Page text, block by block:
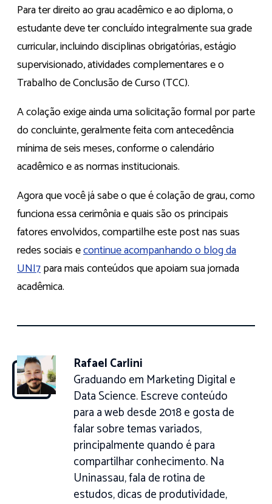
Para ter direito ao grau acadêmico e ao diploma, o
estudante deve ter concluído integralmente sua grade
curricular, incluindo disciplinas obrigatórias, estágio
supervisionado, atividades complementares e o
Trabalho de Conclusão de Curso (TCC).
A colação exige ainda uma solicitação formal por parte
do concluinte, geralmente feita com antecedência
mínima de seis meses, conforme o calendário
acadêmico e as normas institucionais.
Agora que você já sabe o que é colação de grau, como
funciona essa cerimônia e quais são os principais
fatores envolvidos, compartilhe este post nas suas
redes sociais econtinue acompanhando o blog da
UNI7para mais conteúdos que apoiam sua jornada
acadêmica.
Rafael Carlini
Graduando em Marketing Digital e
Data Science. Escreve conteúdo
para a web desde 2018 e gosta de
falar sobre temas variados,
principalmente quando é para
compartilhar conhecimento. Na
Uninassau, fala de rotina de
estudos, dicas de produtividade,